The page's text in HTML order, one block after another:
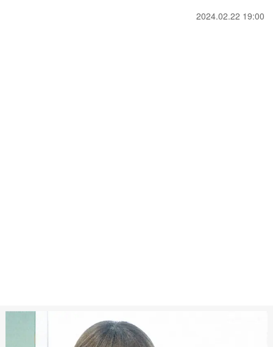
2024.02.22 19:00